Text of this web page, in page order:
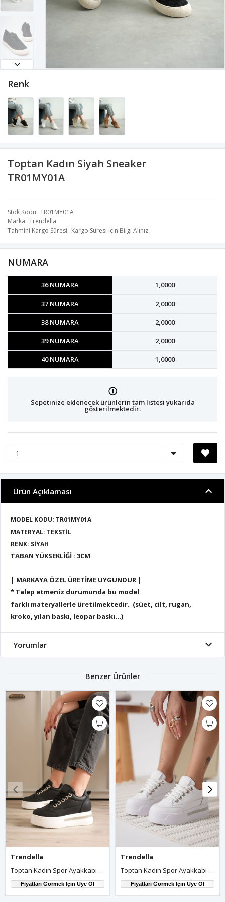
Toptan Kadın Siyah Sneaker
TR01MY01A
Stok Kodu TR01MY01A
Marka Trendella
Tahmini Kargo Süresi Kargo Süresi için Bilgi Alınız.
Renk
NUMARA
36 NUMARA 1,0000
37 NUMARA 2,0000
38 NUMARA 2,0000
39 NUMARA 2,0000
40 NUMARA 1,0000
Sepetinize eklenecek ürünlerin tam listesi yukarıda
gösterilmektedir.
Ürün Açıklaması
MODEL KODU: TR01MY01A
MATERYAL: TEKSTİL
RENK: SİYAH
TABAN YÜKSEKLİĞİ : 3CM
| MARKAYA ÖZEL ÜRETİME UYGUNDUR |
* Talep etmeniz durumunda bu model
farklı materyallerle üretilmektedir. (süet, cilt, rugan,
kroko, yılan baskı, leopar baskı...)
Yorumlar
Benzer Ürünler
Toptan Kadın Spor Ayakkabı TR04MS01A
Trendella
Toptan Kadın Spor Ayakkabı TR04MS01B
Trendella